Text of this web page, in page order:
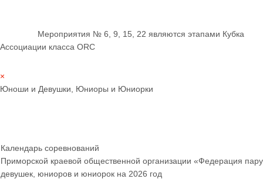
Мероприятия № 6, 9, 15, 22 являются этапами Кубка
Ассоциации класса ORC
×
Юноши и Девушки, Юниоры и Юниорки
Календарь соревнований
Приморской краевой общественной организации «Федерация
девушек, юниоров и юниорок на 2026 год